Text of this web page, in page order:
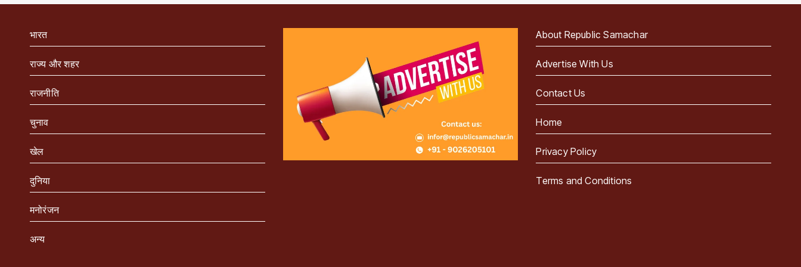
भारत
राज्य और शहर
राजनीति
चुनाव
खेल
दुनिया
मनोरंजन
अन्य
About Republic Samachar
Advertise With Us
Contact Us
Home
Privacy Policy
Terms and Conditions